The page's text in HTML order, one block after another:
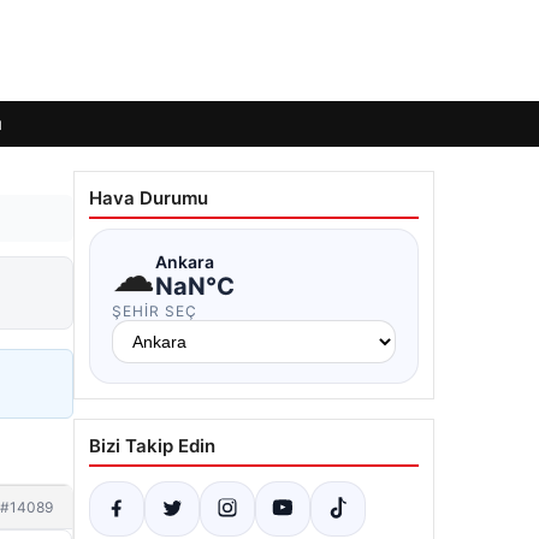
#14089
Hava Durumu
☁Ankara
NaN°C
ŞEHIR SEÇ
Bizi Takip Edin